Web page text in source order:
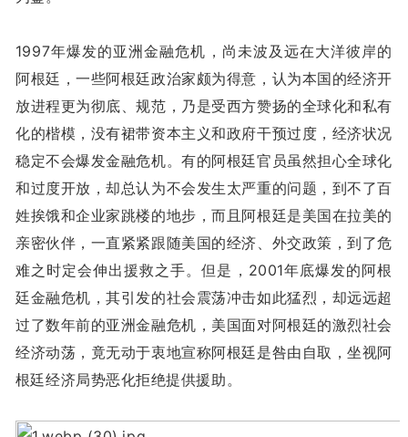
1997年爆发的亚洲金融危机，尚未波及远在大洋彼岸的
阿根廷，一些阿根廷政治家颇为得意，认为本国的经济开
放进程更为彻底、规范，乃是受西方赞扬的全球化和私有
化的楷模，没有裙带资本主义和政府干预过度，经济状况
稳定不会爆发金融危机。有的阿根廷官员虽然担心全球化
和过度开放，却总认为不会发生太严重的问题，到不了百
姓挨饿和企业家跳楼的地步，而且阿根廷是美国在拉美的
亲密伙伴，一直紧紧跟随美国的经济、外交政策，到了危
难之时定会伸出援救之手。但是，2001年底爆发的阿根
廷金融危机，其引发的社会震荡冲击如此猛烈，却远远超
过了数年前的亚洲金融危机，美国面对阿根廷的激烈社会
经济动荡，竟无动于衷地宣称阿根廷是咎由自取，坐视阿
根廷经济局势恶化拒绝提供援助。